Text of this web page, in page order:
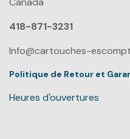
418-871-3231
Info@cartouches-
Politique de Retour et
Heures d'ouvertures